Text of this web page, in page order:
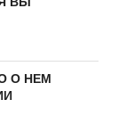
О НЕМ